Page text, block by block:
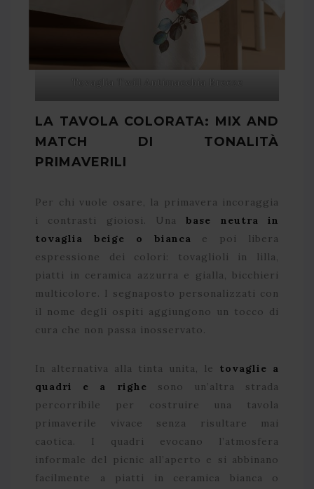
Tovaglia Twill Antimacchia Breeze
LA TAVOLA COLORATA: MIX AND
MATCH DI TONALITÀ
PRIMAVERILI
Per chi vuole osare, la primavera incoraggia
i contrasti gioiosi. Unabase neutra in
tovaglia beige o bianca e poi libera
espressione dei colori: tovaglioli in lilla,
piatti in ceramica azzurra e gialla, bicchieri
multicolore. I segnaposto personalizzati con
il nome degli ospiti aggiungono un tocco di
cura che non passa inosservato.
In alternativa alla tinta unita, le tovaglie a
quadri e a righe sono un’altra strada
percorribile per costruire una tavola
primaverile vivace senza risultare mai
caotica. I quadri evocano l’atmosfera
informale del picnic all’aperto e si abbinano
facilmente a piatti in ceramica bianca o